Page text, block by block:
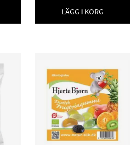
LÄGG I KORG